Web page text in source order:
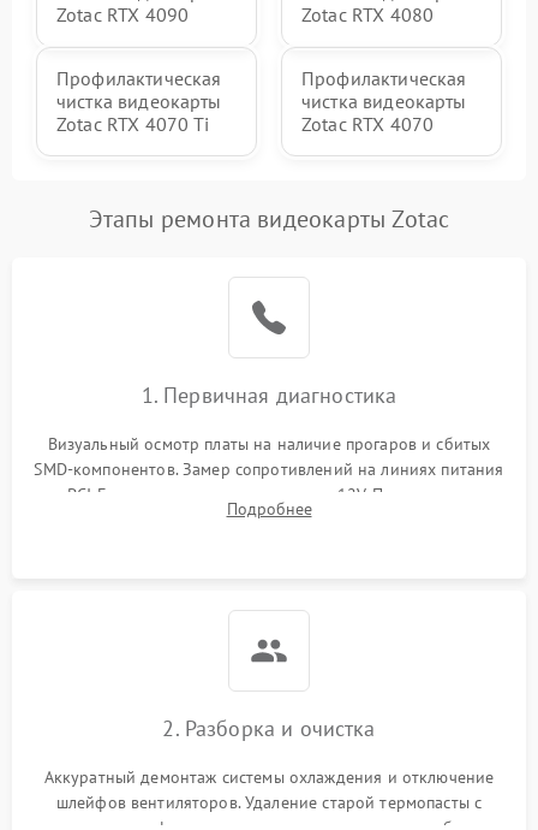
Zotac RTX 4090
Zotac RTX 4080
Профилактическая
чистка видеокарты
Zotac RTX 4070 Ti
Профилактическая
чистка видеокарты
Zotac RTX 4070
Этапы ремонта видеокарты Zotac
1. Первичная диагностика
Визуальный осмотр платы на наличие прогаров и сбитых
SMD-компонентов. Замер сопротивлений на линиях питания
PCI-E и дополнительных разъемах 12V. Проверка на
короткое замыкание основных дросселей питания GPU и
Подробнее
2. Разборка и очистка
Аккуратный демонтаж системы охлаждения и отключение
шлейфов вентиляторов. Удаление старой термопасты с